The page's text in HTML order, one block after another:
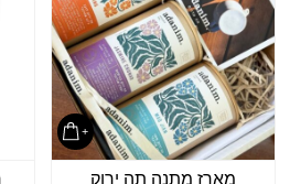
מארז מתנה תה ירוק